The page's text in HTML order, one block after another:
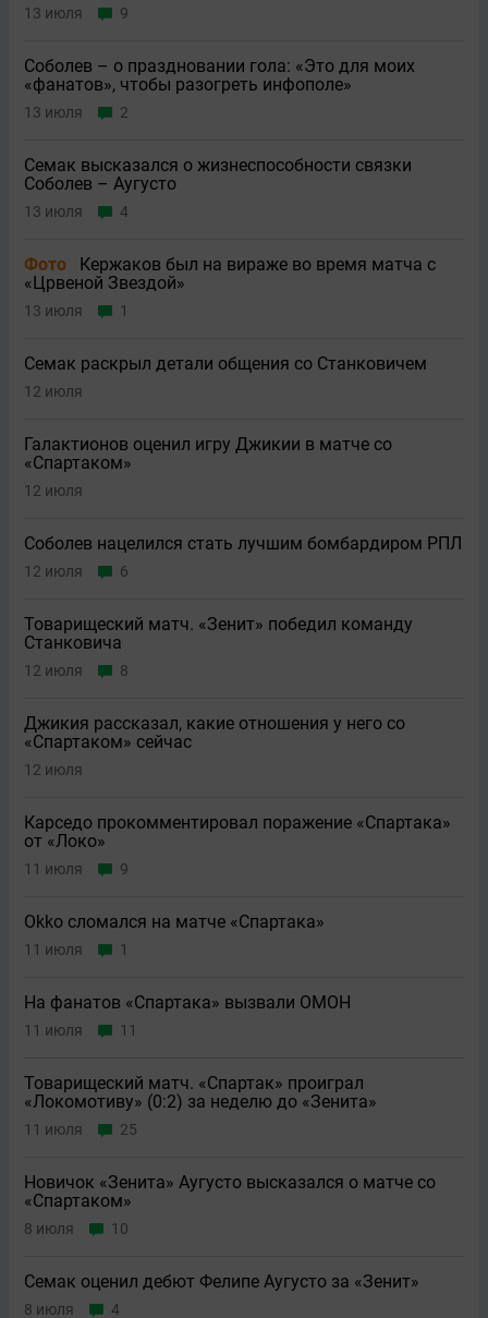
13 июля 9
Соболев – о праздновании гола: «Это для моих
«фанатов», чтобы разогреть инфополе»
13 июля 2
Семак высказался о жизнеспособности связки
Соболев – Аугусто
13 июля 4
Фото
Кержаков был на вираже во время матча с
«Црвеной Звездой»
13 июля 1
Семак раскрыл детали общения со Станковичем
12 июля
Галактионов оценил игру Джикии в матче со
«Спартаком»
12 июля
Соболев нацелился стать лучшим бомбардиром РПЛ
12 июля 6
Товарищеский матч. «Зенит» победил команду
Станковича
12 июля 8
Джикия рассказал, какие отношения у него со
«Спартаком» сейчас
12 июля
Карседо прокомментировал поражение «Спартака»
от «Локо»
11 июля 9
Okko сломался на матче «Спартака»
11 июля 1
На фанатов «Спартака» вызвали ОМОН
11 июля 11
Товарищеский матч. «Спартак» проиграл
«Локомотиву» (0:2) за неделю до «Зенита»
11 июля 25
Новичок «Зенита» Аугусто высказался о матче со
«Спартаком»
8 июля 10
Семак оценил дебют Фелипе Аугусто за «Зенит»
8 июля 4